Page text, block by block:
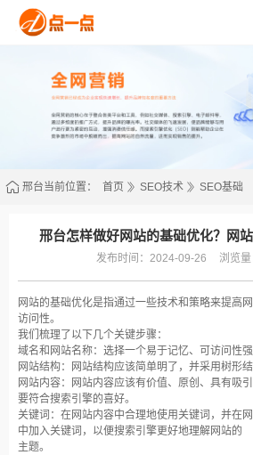
邢台当前位置： 首页 SEO技术 SEO基础
邢台怎样做好网站的基础优化？网
发布时间：2024-09-26 浏览
网站的基础优化是指通过一些技术和策略来提高
访问性。
我们梳理了以下几个关键步骤：
域名和网站名称：选择一个易于记忆、可访问性强
网站结构：网站结构应该简单明了，并采用树形
网站内容：网站内容应该有价值、原创、具有吸
要符合搜索引擎的喜好。
关键词：在网站内容中合理地使用关键词，并在
中加入关键词，以便搜索引擎更好地理解网站的
主题。